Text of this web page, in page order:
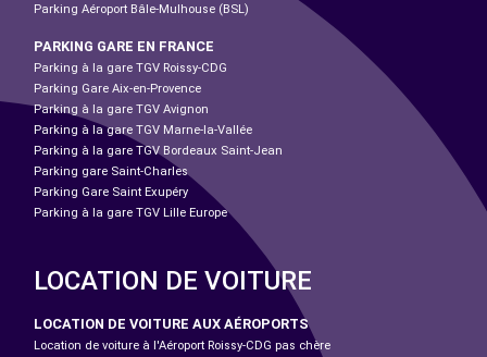
Parking Aéroport Bâle-Mulhouse (BSL)
PARKING GARE EN FRANCE
Parking à la gare TGV Roissy-CDG
Parking Gare Aix-en-Provence
Parking à la gare TGV Avignon
Parking à la gare TGV Marne-la-Vallée
Parking à la gare TGV Bordeaux Saint-Jean
Parking gare Saint-Charles
Parking Gare Saint Exupéry
Parking à la gare TGV Lille Europe
LOCATION DE VOITURE
LOCATION DE VOITURE AUX AÉROPORTS
Location de voiture à l'Aéroport Roissy-CDG pas chère